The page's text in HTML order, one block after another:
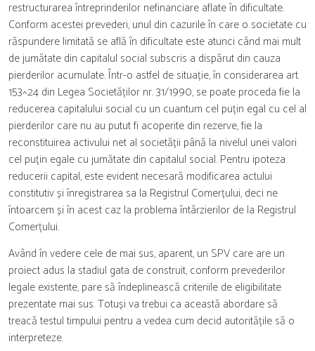
restructurarea întreprinderilor nefinanciare aflate în dificultate.
Conform acestei prevederi, unul din cazurile în care o societate cu
răspundere limitată se află în dificultate este atunci când mai mult
de jumătate din capitalul social subscris a dispărut din cauza
pierderilor acumulate. Într-o astfel de situație, în considerarea art.
153^24 din Legea Societăților nr. 31/1990, se poate proceda fie la
reducerea capitalului social cu un cuantum cel puțin egal cu cel al
pierderilor care nu au putut fi acoperite din rezerve, fie la
reconstituirea activului net al societății până la nivelul unei valori
cel puțin egale cu jumătate din capitalul social. Pentru ipoteza
reducerii capital, este evident necesară modificarea actului
constitutiv și înregistrarea sa la Registrul Comerțului, deci ne
întoarcem și în acest caz la problema întârzierilor de la Registrul
Comerțului.
Având în vedere cele de mai sus, aparent, un SPV care are un
proiect adus la stadiul gata de construit, conform prevederilor
legale existente, pare să îndeplinească criteriile de eligibilitate
prezentate mai sus. Totuși va trebui ca această abordare să
treacă testul timpului pentru a vedea cum decid autoritățile să o
interpreteze.